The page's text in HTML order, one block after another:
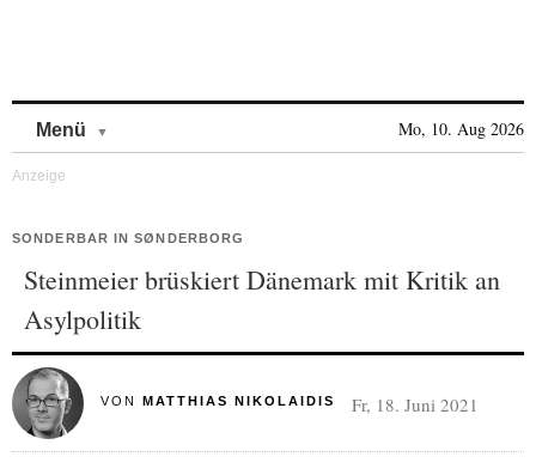
Menü Mo, 10. Aug 2026
SONDERBAR IN SØNDERBORG
Steinmeier brüskiert Dänemark mit Kritik an
Asylpolitik
VON MATTHIAS NIKOLAIDIS Fr, 18. Juni 2021